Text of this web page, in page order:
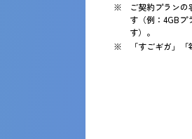
ご契約プラン
す（例：4GBプ
す）。
「すごギガ」